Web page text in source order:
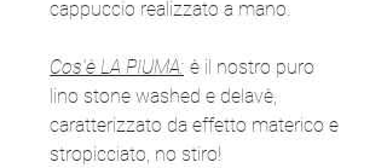
cappuccio realizzato a mano.
Cos'è LA PIUMA: è il nostro puro
lino stone washed e delavè,
caratterizzato da effetto materico e
stropicciato, no stiro!